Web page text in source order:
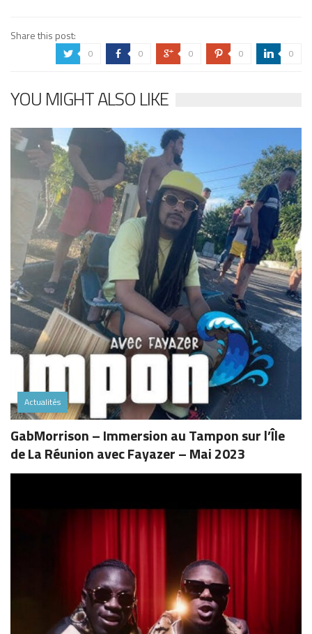
Share this post:
a 0 b 0 c 0 d 0 j 0
YOU MIGHT ALSO LIKE
Actualités
GabMorrison – Immersion au Tampon sur l’Île
de La Réunion avec Fayazer – Mai 2023